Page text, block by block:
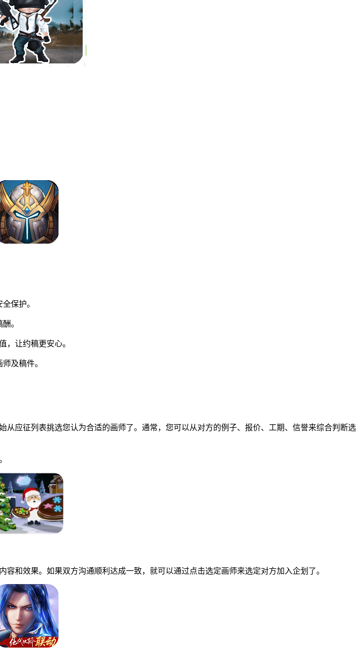
保护。
。
让约稿更安心。
及稿件。
征列表挑选您认为合适的画师了。通常，您可以从对方的例子、报价、工期、信誉来综合判断选
效果。如果双方沟通顺利达成一致，就可以通过点击选定画师来选定对方加入企划了。